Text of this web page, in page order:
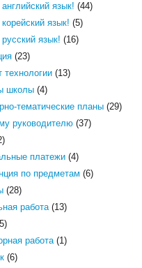
язык! (44)
язык! (5)
язык! (16)
(23)
технологии(13)
школы(4)
тематические планы(29)
руководителю(37)
платежи(4)
по предметам (6)
(28)
работа(13)
работа(1)
(6)